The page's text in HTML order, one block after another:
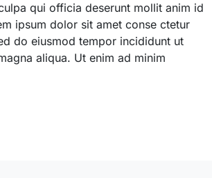
qui officia deserunt mollit anim id
ipsum dolor sit amet conse ctetur
do eiusmod tempor incididunt ut
aliqua. Ut enim ad minim